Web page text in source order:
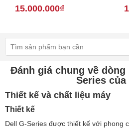
15.000.000₫
Đánh giá chung về dòng
Series của
Thiết kế và chất liệu máy
Thiết kế
Dell G-Series được thiết kế với phong